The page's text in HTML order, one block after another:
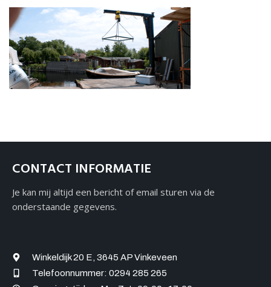
Onze diensten
Over ons
Contact
CONTACT INFORMATIE
Je kan mij altijd een bericht of email sturen via de
onderstaande gegevens.
Winkeldijk 20 E, 3645 AP Vinkeveen
Telefoonnummer: 0294 285 265